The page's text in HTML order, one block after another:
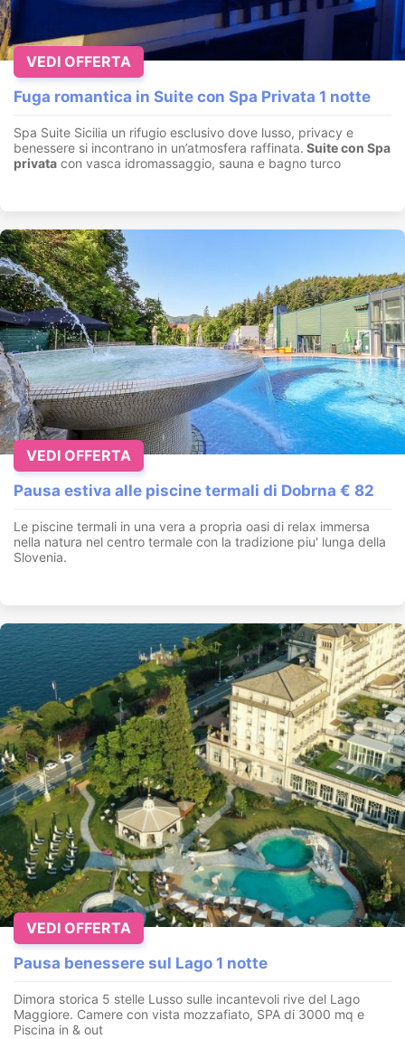
Fuga romantica in Suite con Spa Privata 1 notte
Spa Suite Sicilia un rifugio esclusivo dove lusso, privacy e
benessere si incontrano in un’atmosfera raffinata. Suite con Spa
privata con vasca idromassaggio, sauna e bagno turco
VEDI OFFERTA
Pausa estiva alle piscine termali di Dobrna € 82
Le piscine termali in una vera a propria oasi di relax immersa
nella natura nel centro termale con la tradizione piu' lunga della
Slovenia.
VEDI OFFERTA
Pausa benessere sul Lago 1 notte
Dimora storica 5 stelle Lusso sulle incantevoli rive del Lago
Maggiore. Camere con vista mozzafiato, SPA di 3000 mq e
Piscina in & out
VEDI OFFERTA